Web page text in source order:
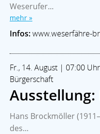
Weserufer...
mehr »
Infos:www.weserfähre-
Fr., 14. August | 07:00
Bürgerschaft
Hans Brockmöller
des...